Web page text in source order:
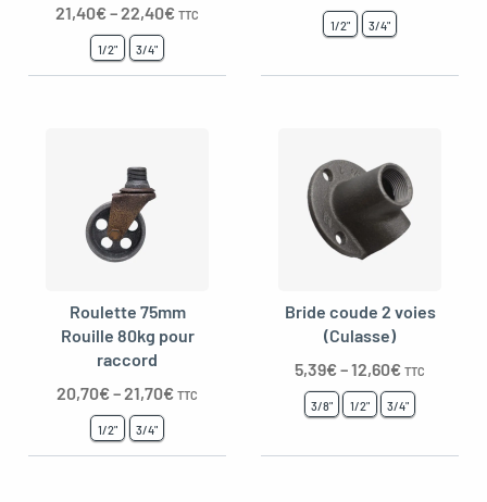
21,40€–22,40€ TTC
1/2" 3/4"
1/2" 3/4"
Roulette 75mm
Rouille 80kg pour
raccord
20,70€–21,70€ TTC
1/2" 3/4"
Bride coude 2 voies
(Culasse)
5,39€–12,60€ TTC
3/8" 1/2" 3/4"